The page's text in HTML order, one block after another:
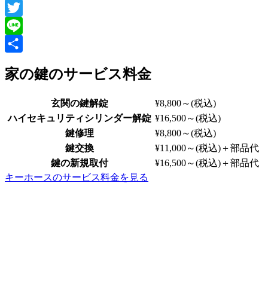
Facebook
Twitter
Line
有
家の鍵のサービス料金
玄関の鍵解錠 ¥8,800～(税込)
ハイセキュリティシリンダー解錠 ¥16,500～(税込)
鍵修理
¥8,800～(税込)
鍵交換
¥11,000～(税込)＋部品代
鍵の新規取付
¥16,500～(税込)＋部品代
キーホースのサービス料金を見る